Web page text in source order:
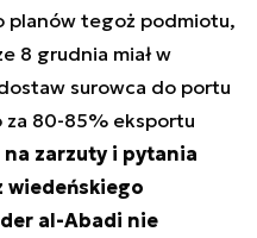
planów tegoż podmiotu,
8 grudnia miał w
surowca do portu
za 80-85% eksportu
zarzuty i pytania
wiedeńskiego
al-Abadi nie